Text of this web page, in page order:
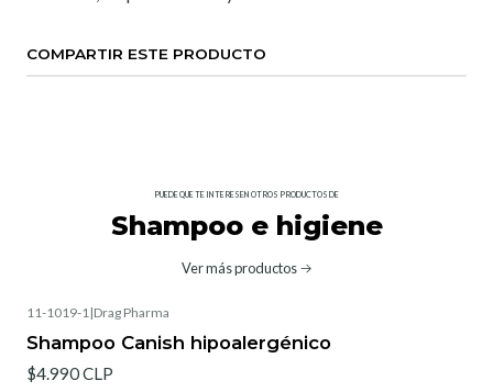
COMPARTIR ESTE PRODUCTO
PUEDE QUE TE INTERESEN OTROS PRODUCTOS DE
Shampoo e higiene
Ver más productos
11-1019-1|Drag Pharma
Shampoo Canish hipoalergénico
$4.990 CLP